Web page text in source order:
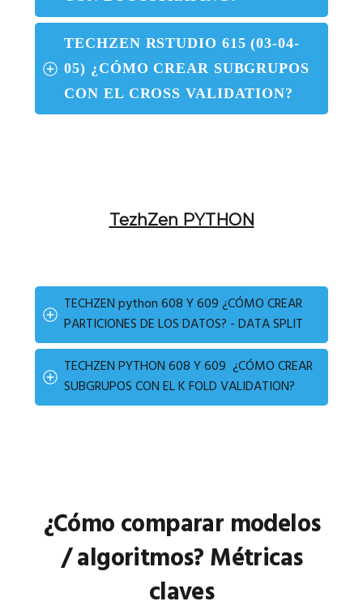
TECHZEN RSTUDIO 615 (03-04-
05) ¿CÓMO CREAR SUBGRUPOS
CON EL CROSS VALIDATION?
TezhZen PYTHON
TECHZEN python 608 Y 609 ¿CÓMO CREAR
PARTICIONES DE LOS DATOS? - DATA SPLIT
TECHZEN PYTHON 608 Y 609 ¿CÓMO CREAR
SUBGRUPOS CON EL K FOLD VALIDATION?
¿Cómo comparar modelos
/ algoritmos? Métricas
claves